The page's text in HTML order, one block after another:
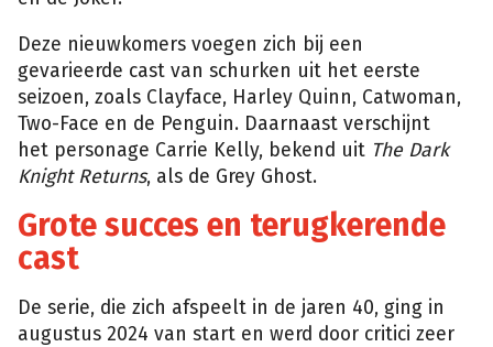
Deze nieuwkomers voegen zich bij een
gevarieerde cast van schurken uit het eerste
seizoen, zoals Clayface, Harley Quinn, Catwoman,
Two-Face en de Penguin. Daarnaast verschijnt
het personage Carrie Kelly, bekend uit The Dark
Knight Returns, als de Grey Ghost.
Grote succes en terugkerende
cast
De serie, die zich afspeelt in de jaren 40, ging in
augustus 2024 van start en werd door critici zeer